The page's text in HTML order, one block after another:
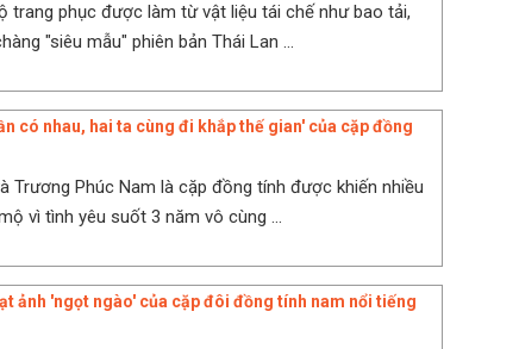
trang phục được làm từ vật liệu tái chế như bao tải,
"siêu mẫu" phiên bản Thái Lan ...
có nhau, hai ta cùng đi khắp thế gian' của cặp đồng
Trương Phúc Nam là cặp đồng tính được khiến nhiều
vì tình yêu suốt 3 năm vô cùng ...
ảnh 'ngọt ngào' của cặp đôi đồng tính nam nổi tiếng